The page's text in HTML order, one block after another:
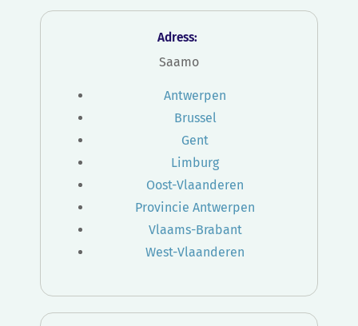
Adress:
Saamo
Antwerpen
Brussel
Gent
Limburg
Oost-Vlaanderen
Provincie Antwerpen
Vlaams-Brabant
West-Vlaanderen